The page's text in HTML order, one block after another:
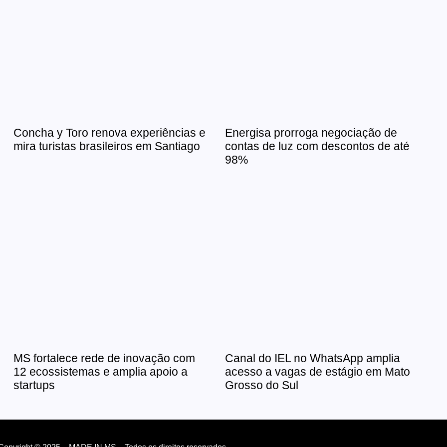
Concha y Toro renova experiências e
mira turistas brasileiros em Santiago
Energisa prorroga negociação de
contas de luz com descontos de até
98%
MS fortalece rede de inovação com
12 ecossistemas e amplia apoio a
startups
Canal do IEL no WhatsApp amplia
acesso a vagas de estágio em Mato
Grosso do Sul